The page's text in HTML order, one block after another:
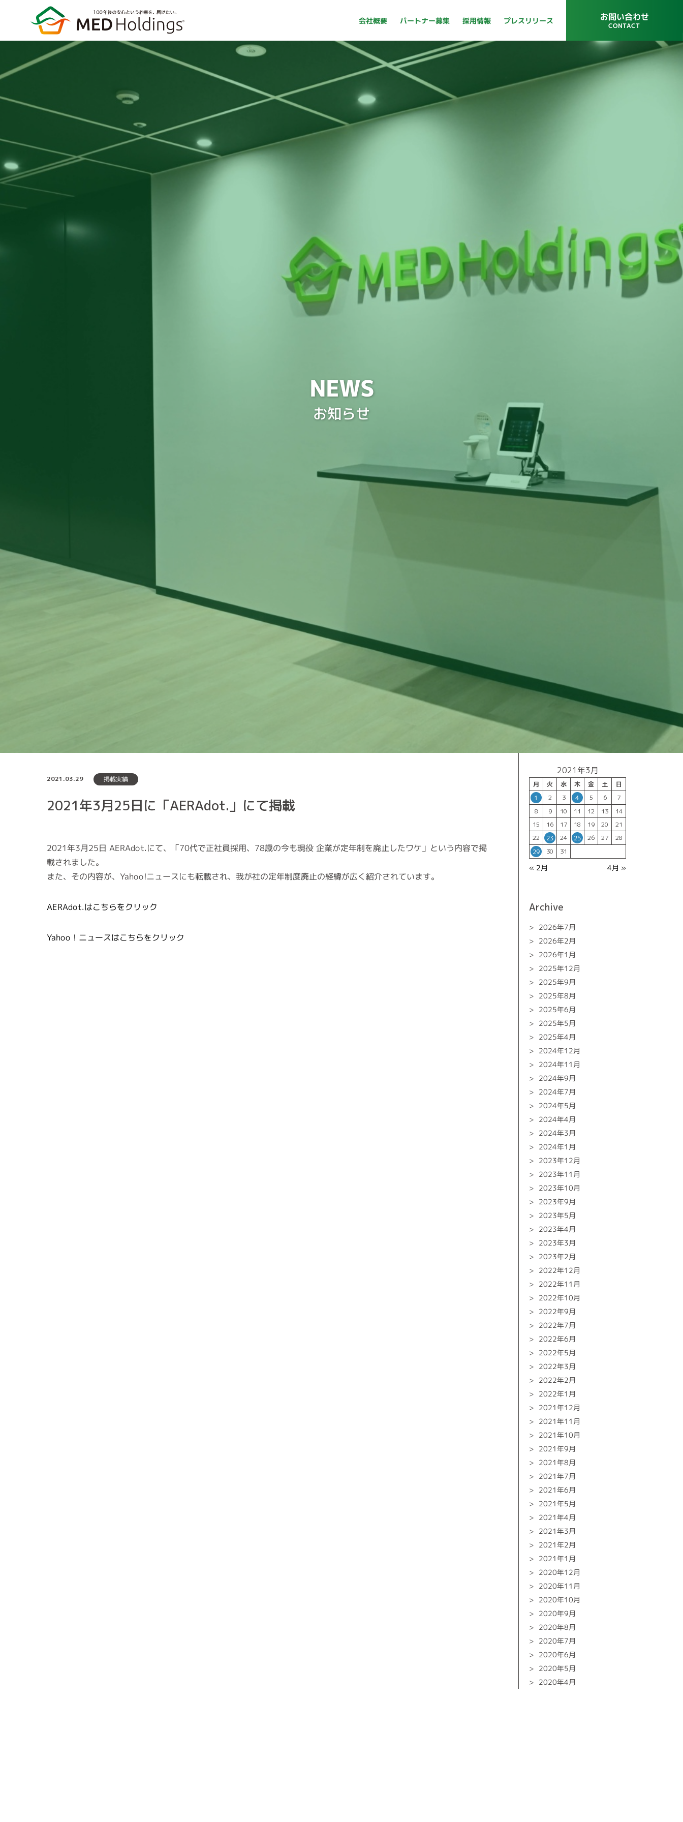
会社概要 パートナー募集 採用情報 プレスリリース お問い合わせ
CONTACT
NEWS
お知らせ
2021.03.29 掲載実績
2021年3月25日に「AERAdot.」にて掲載
2021年3月25日 AERAdot.にて、「70代で正社員採用、78歳の今も現役 企業が定年制を廃止したワケ」という内容で掲
載されました。
また、その内容が、Yahoo!ニュースにも転載され、我が社の定年制度廃止の経緯が広く紹介されています。
AERAdot.はこちらをクリック
Yahoo！ニュースはこちらをクリック
2021年3月
月 火 水 木 金 土 日
1 2 3 4 5 6
7
8
9 10 11 12 13
14
15
16 17 18 19 20
21
22
23 24 25 26 27 28
29 30 31
« 2月 4月 »
Archive
2026年7月
2026年2月
2026年1月
2025年12月
2025年9月
2025年8月
2025年6月
2025年5月
2025年4月
2024年12月
2024年11月
2024年9月
2024年7月
2024年5月
2024年4月
2024年3月
2024年1月
2023年12月
2023年11月
2023年10月
2023年9月
2023年5月
2023年4月
2023年3月
2023年2月
2022年12月
2022年11月
2022年10月
2022年9月
2022年7月
2022年6月
2022年5月
2022年3月
2022年2月
2022年1月
2021年12月
2021年11月
2021年10月
2021年9月
2021年8月
2021年7月
2021年6月
2021年5月
2021年4月
2021年3月
2021年2月
2021年1月
2020年12月
2020年11月
2020年10月
2020年9月
2020年8月
2020年7月
2020年6月
2020年5月
2020年4月